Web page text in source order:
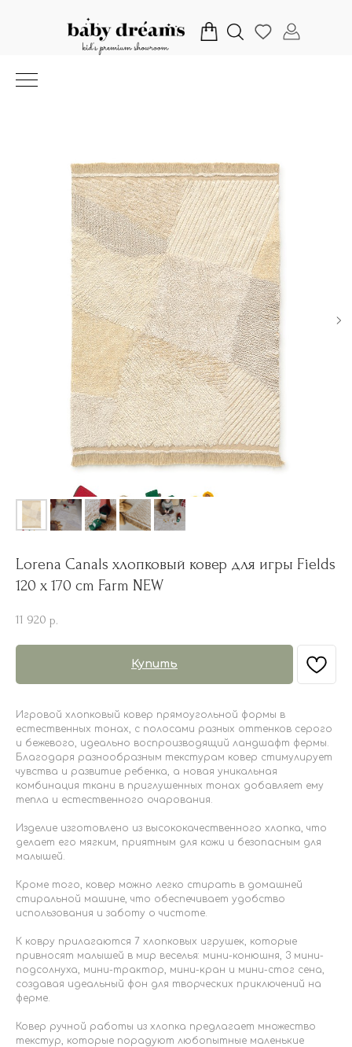
Lorena Canals хлопковый ковер для игры Fields
120 x 170 cm Farm NEW
11 920 р.
Купить
Игровой хлопковый ковер прямоугольной формы в
естественных тонах, с полосами разных оттенков серого
и бежевого, идеально воспроизводящий ландшафт фермы.
Благодаря разнообразным текстурам ковер стимулирует
чувства и развитие ребенка, а новая уникальная
комбинация ткани в приглушенных тонах добавляет ему
тепла и естественного очарования.
Изделие изготовлено из высококачественного хлопка, что
делает его мягким, приятным для кожи и безопасным для
малышей.
Кроме того, ковер можно легко стирать в домашней
стиральной машине, что обеспечивает удобство
использования и заботу о чистоте.
К ковру прилагаются 7 хлопковых игрушек, которые
привносят малышей в мир веселья: мини-конюшня, 3 мини-
подсолнуха, мини-трактор, мини-кран и мини-стог сена,
создавая идеальный фон для творческих приключений на
ферме.
Ковер ручной работы из хлопка предлагает множество
текстур, которые порадуют любопытные маленькие